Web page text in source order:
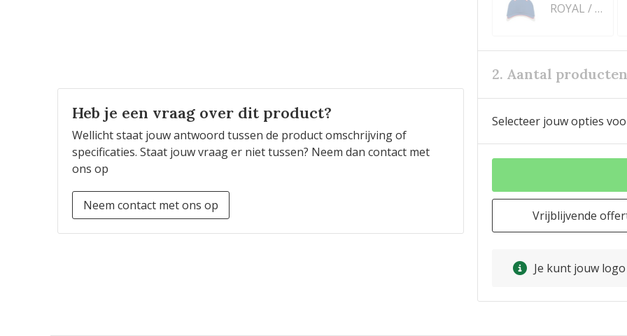
Heb je een vraag over dit product?
Wellicht staat jouw antwoord tussen de product omschrijving of
specificaties. Staat jouw vraag er niet tussen? Neem dan contact met
ons op
Neem contact met ons op
ROYAL / WHITE
2. Aantal producten
Selecteer jouw opties
Vrijblijvende
Je kunt jouw